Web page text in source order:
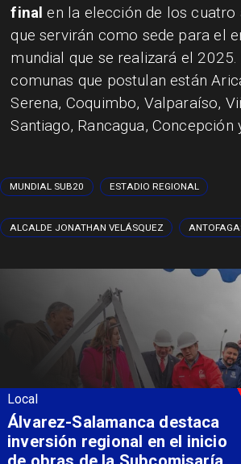
final en la elección de los cuatro
que servirán como sede para el
mundial que se realizará el 2025.
comunas que postulan están
Serena, Coquimbo, Valparaíso,
Santiago, Rancagua, Concepción
MUNDIAL SUB20 ESTADIO REGIONAL
ALCALDE JONATHAN VELÁSQUEZ
Local
Álvarez-Salamanca destaca
inversión regional en el inicio